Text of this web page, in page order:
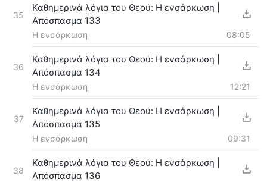
35
Καθημερινά λόγια του Θεού: Η ενσάρκωση |
Απόσπασμα 133
Η ενσάρκωση 08:05
36
Καθημερινά λόγια του Θεού: Η ενσάρκωση |
Απόσπασμα 134
Η ενσάρκωση 12:21
37
Καθημερινά λόγια του Θεού: Η ενσάρκωση |
Απόσπασμα 135
Η ενσάρκωση 09:31
38
Καθημερινά λόγια του Θεού: Η ενσάρκωση |
Απόσπασμα 136